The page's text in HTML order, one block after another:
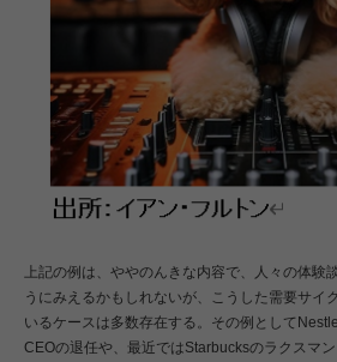
上記の例は、ややのんきな内容で、人々の体験
うにみえるかもしれないが、こうした需要サイ
いるケースは多数存在する。その例として
CEOの退任や、最近ではStarbucksのラクスマ